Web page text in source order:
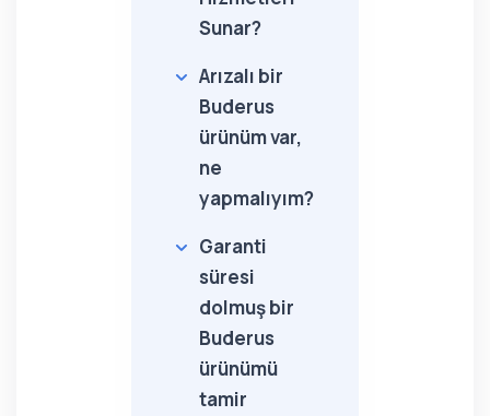
Sunar?
Arızalı bir
Buderus
ürünüm var,
ne
yapmalıyım?
Garanti
süresi
dolmuş bir
Buderus
ürünümü
tamir